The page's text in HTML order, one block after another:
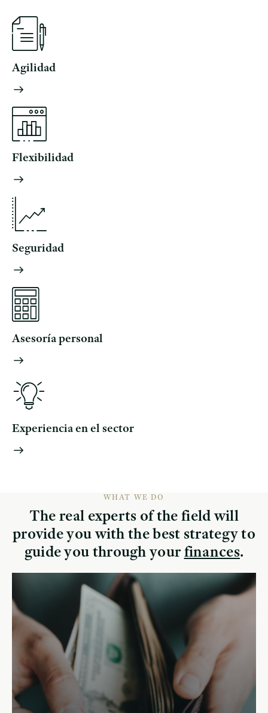
Agilidad
Flexibilidad
Seguridad
Asesoría personal
Experiencia en el sector
WHAT WE DO
The real experts of the field will
provide you with the best strategy to
guide you through yourfinances.